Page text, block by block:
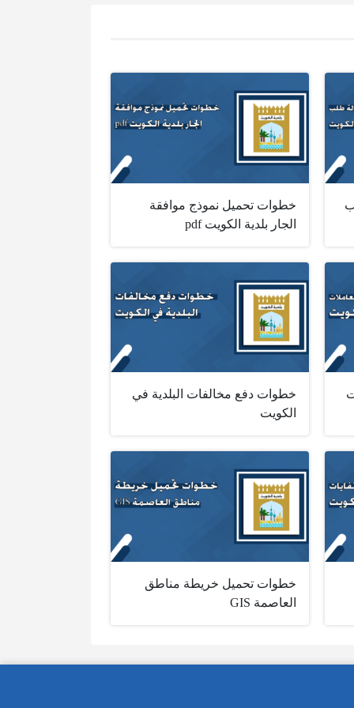
خطوات تحميل نموذج موافقة
الجار بلدية الكويت pdf
خطوات دفع مخالفات البلدية في
الكويت
خطوات تحميل خريطة مناطق
العاصمة GIS